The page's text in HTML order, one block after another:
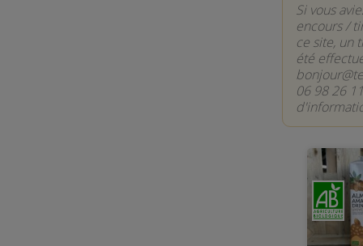
Si vous
encours /
ce site, un
été
06 98 26